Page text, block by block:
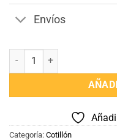
Envíos
Cartel Feliz Cumple
Categoría: Cotillón